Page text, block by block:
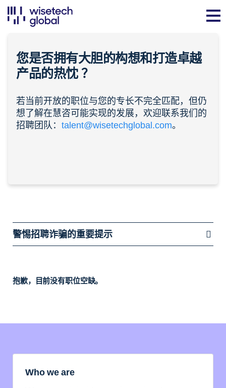
您是否拥有大胆的构想和打造卓越
产品的热忱？
若当前开放的职位与您的专长不完全匹配，但仍
想了解在慧咨可能实现的发展，欢迎联系我们的
招聘团队： talent@wisetechglobal.com。
警惕招聘诈骗的重要提示
抱歉，目前没有职位空缺。
Who we are